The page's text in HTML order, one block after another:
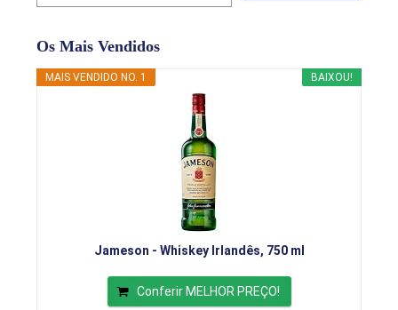
Os Mais Vendidos
BAIXOU!
MAIS VENDIDO NO. 1
Jameson - Whiskey Irlandês, 750 ml
Conferir MELHOR PREÇO!